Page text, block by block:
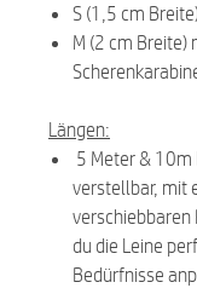
S (1,5 cm
M (2 cm Breite)
Längen:
5 Meter &
verstellbar, mit
verschiebbaren
du die Leine
Bedürfnisse